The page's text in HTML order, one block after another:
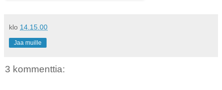
klo 14.15.00
Jaa muille
3 kommenttia: